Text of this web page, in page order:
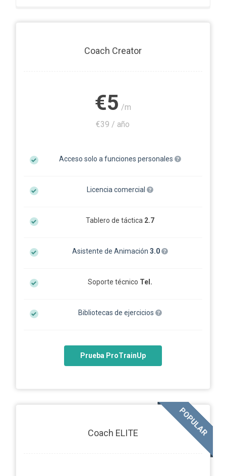
Coach Creator
€5 /m
€39 / año
Acceso solo a funciones personales
Licencia comercial
Tablero de táctica 2.7
Asistente de Animación 3.0
Soporte técnico Tel.
Bibliotecas de ejercicios
Prueba ProTrainUp
Coach ELITE POPULAR